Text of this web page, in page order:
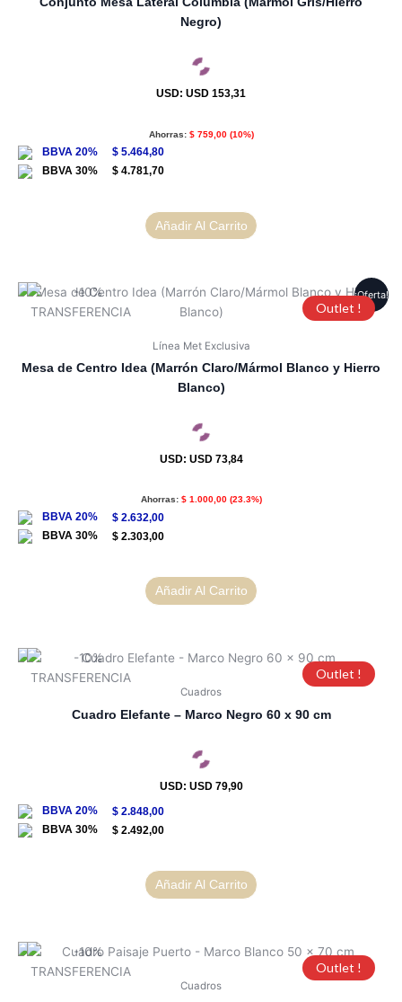
Negro)
USD: USD 153,31
Ahorras: $759,00 (10%)
$ 5.464,80
$ 4.781,70
Añadir Al Carrito
¡Oferta!
Outlet !
Línea Met Exclusiva
Mesa de Centro Idea (Marrón Claro/Mármol Blanco y Hierro
Blanco)
USD: USD 73,84
Ahorras: $1.000,00 (23.3%)
$ 2.632,00
$ 2.303,00
Añadir Al Carrito
Outlet !
Cuadros
Cuadro Elefante – Marco Negro 60 x 90 cm
USD: USD 79,90
$ 2.848,00
$ 2.492,00
Añadir Al Carrito
Outlet !
Cuadros